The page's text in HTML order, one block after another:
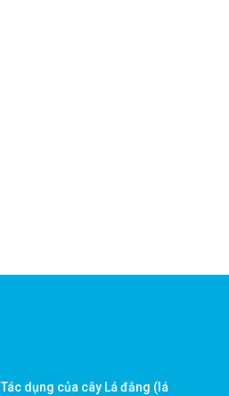
Tác dụng của cây Lá đắng (lá